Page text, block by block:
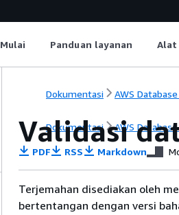
Mulai Panduan layanan Alat
Dokumentasi AWS
Dokumentasi AWS
Validasi
PDF RSS Markdown
Terjemahan disediakan oleh
bertentangan dengan versi